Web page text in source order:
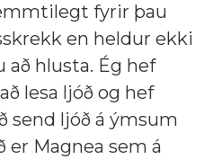
fyrir þau
en heldur ekki
hlusta. Ég hef
lesa ljóð og hef
send ljóð á ýmsum
Magnea sem á